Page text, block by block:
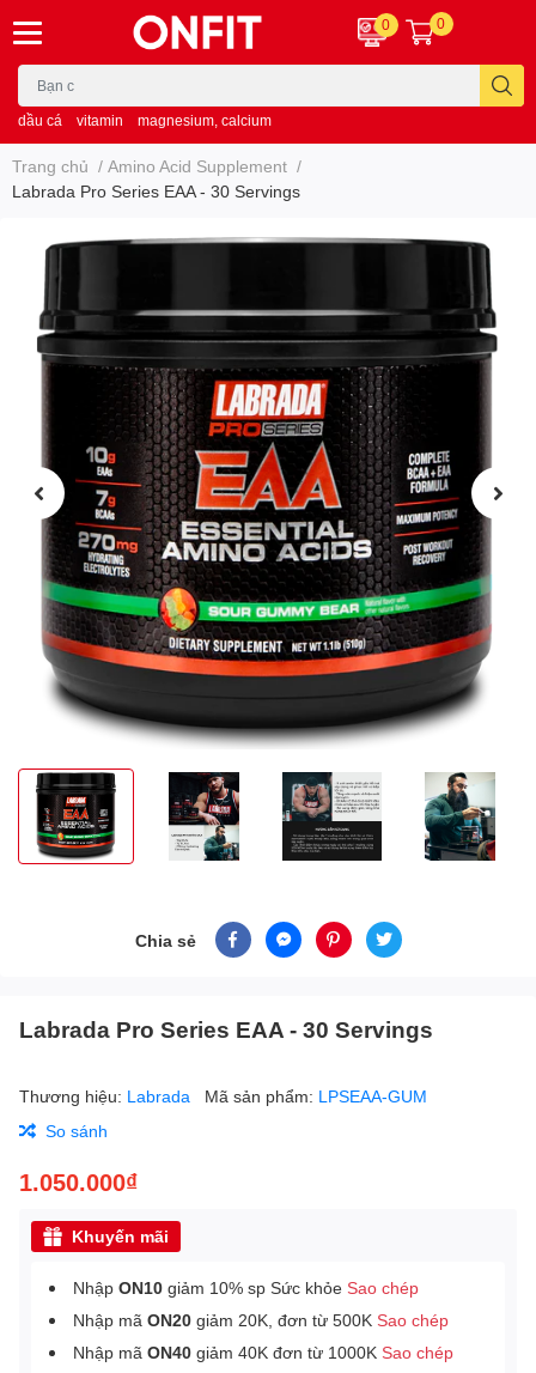
dầu cá vitamin magnesium, calcium
0 0
Trang chủ / Amino Acid Supplement /
Labrada Pro Series EAA - 30 Servings
Chia sẻ
Labrada Pro Series EAA - 30 Servings
Thương hiệu: Labrada Mã sản phẩm: LPSEAA-GUM
So sánh
1.050.000₫
Khuyến mãi
Nhập ON10 giảm 10% sp Sức khỏe Sao chép
Nhập mã ON20 giảm 20K, đơn từ 500K Sao chép
Nhập mã ON40 giảm 40K đơn từ 1000K Sao chép